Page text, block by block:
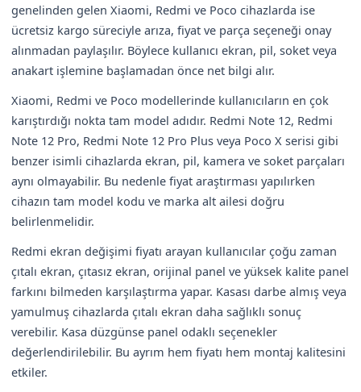
genelinden gelen Xiaomi, Redmi ve Poco cihazlarda ise
ücretsiz kargo süreciyle arıza, fiyat ve parça seçeneği onay
alınmadan paylaşılır. Böylece kullanıcı ekran, pil, soket veya
anakart işlemine başlamadan önce net bilgi alır.
Xiaomi, Redmi ve Poco modellerinde kullanıcıların en çok
karıştırdığı nokta tam model adıdır. Redmi Note 12, Redmi
Note 12 Pro, Redmi Note 12 Pro Plus veya Poco X serisi gibi
benzer isimli cihazlarda ekran, pil, kamera ve soket parçaları
aynı olmayabilir. Bu nedenle fiyat araştırması yapılırken
cihazın tam model kodu ve marka alt ailesi doğru
belirlenmelidir.
Redmi ekran değişimi fiyatı arayan kullanıcılar çoğu zaman
çıtalı ekran, çıtasız ekran, orijinal panel ve yüksek kalite panel
farkını bilmeden karşılaştırma yapar. Kasası darbe almış veya
yamulmuş cihazlarda çıtalı ekran daha sağlıklı sonuç
verebilir. Kasa düzgünse panel odaklı seçenekler
değerlendirilebilir. Bu ayrım hem fiyatı hem montaj kalitesini
etkiler.